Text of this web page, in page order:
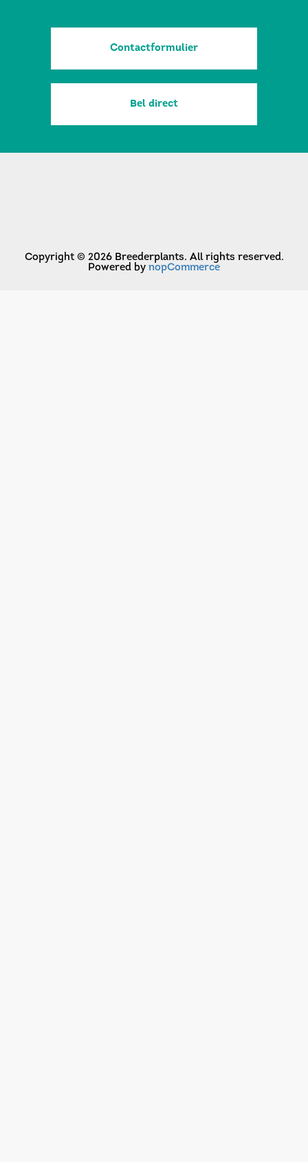
Contactformulier
Bel direct
Copyright © 2026 Breederplants. All rights reserved.
Powered by nopCommerce